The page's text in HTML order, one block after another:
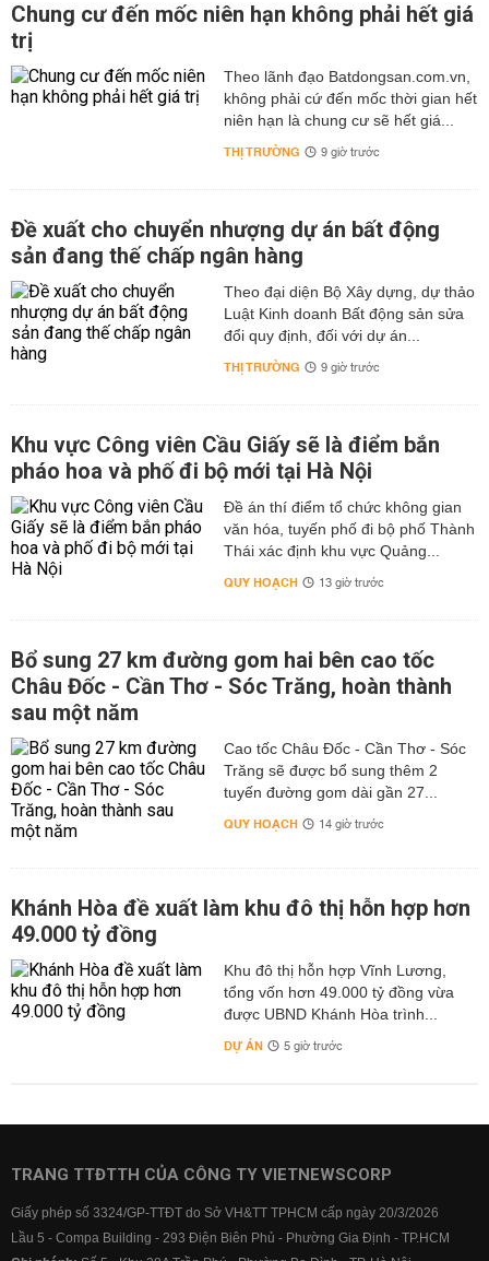
Chung cư đến mốc niên hạn không phải hết giá
trị
Theo lãnh đạo Batdongsan.com.vn,
không phải cứ đến mốc thời gian hết
niên hạn là chung cư sẽ hết giá...
THỊ TRƯỜNG 9 giờ trước
Đề xuất cho chuyển nhượng dự án bất động
sản đang thế chấp ngân hàng
Theo đại diện Bộ Xây dựng, dự thảo
Luật Kinh doanh Bất động sản sửa
đổi quy định, đối với dự án...
THỊ TRƯỜNG 9 giờ trước
Khu vực Công viên Cầu Giấy sẽ là điểm bắn
pháo hoa và phố đi bộ mới tại Hà Nội
Đề án thí điểm tổ chức không gian
văn hóa, tuyến phố đi bộ phố Thành
Thái xác định khu vực Quảng...
QUY HOẠCH 13 giờ trước
Bổ sung 27 km đường gom hai bên cao tốc
Châu Đốc - Cần Thơ - Sóc Trăng, hoàn thành
sau một năm
Cao tốc Châu Đốc - Cần Thơ - Sóc
Trăng sẽ được bổ sung thêm 2
tuyến đường gom dài gần 27...
QUY HOẠCH 14 giờ trước
Khánh Hòa đề xuất làm khu đô thị hỗn hợp hơn
49.000 tỷ đồng
Khu đô thị hỗn hợp Vĩnh Lương,
tổng vốn hơn 49.000 tỷ đồng vừa
được UBND Khánh Hòa trình...
DỰ ÁN 5 giờ trước
TRANG TTĐTTH CỦA CÔNG TY VIETNEWSCORP
Giấy phép số 3324/GP-TTĐT do Sở VH&TT TPHCM cấp ngày 20/3/2026
Lầu 5 - Compa Building - 293 Điện Biên Phủ - Phường Gia Định - TP.HCM